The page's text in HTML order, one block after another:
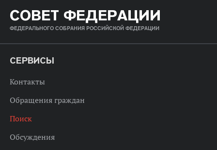
СОВЕТ ФЕДЕРАЦИИ
ФЕДЕРАЛЬНОГО СОБРАНИЯ РОССИЙСКОЙ ФЕДЕРАЦИИ
СЕРВИСЫ
Контакты
Обращения граждан
Поиск
Обсуждения